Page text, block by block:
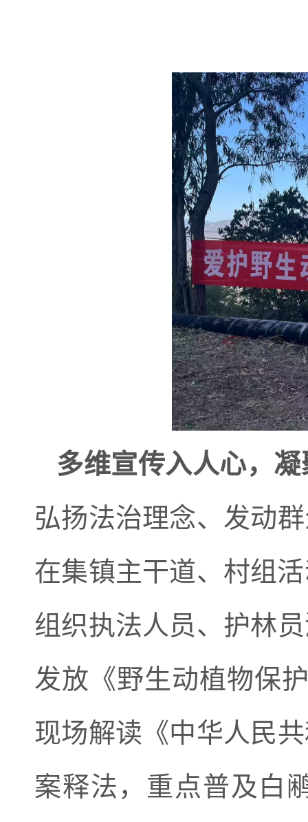
多维宣传入人心，
弘扬法治理念、发动
在集镇主干道、村组
组织执法人员、护林
发放《野生动植物保
现场解读《中华人民
案释法，重点普及白